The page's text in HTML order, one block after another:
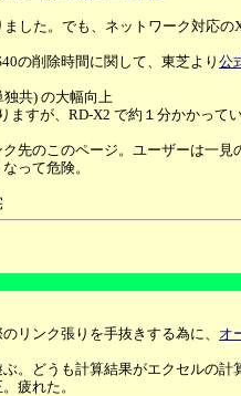
ました。でも、ネットワーク対応
の削除時間に関して、東芝より公
共) の大幅向上
ますが、RD-X2 で約１分かかって
先のこのページ。ユーザーは一見
って危険。
リンク張りを手抜きする為に、 オ
。どうも計算結果がエクセルの計
疲れた。